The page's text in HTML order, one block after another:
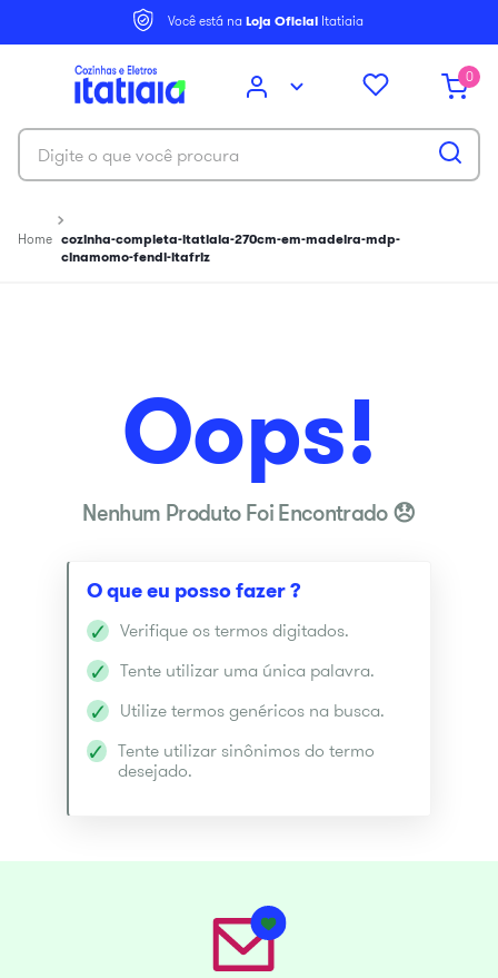
Você está na Loja OficialItatiaia
0
Digite o que você procura
cozinha-completa-itatiaia-270cm-em-madeira-mdp-
cinamomo-fendi-itafriz
Oops!
Verifique os termos digitados.
Tente utilizar uma única palavra.
Utilize termos genéricos na busca.
Tente utilizar sinônimos do termo
desejado.
balcão itatiaia
armário cozinha
9º
renova
new premium